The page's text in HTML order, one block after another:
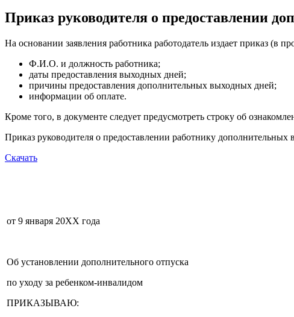
Приказ руководителя о предоставлении
На основании заявления работника работодатель издает приказ
Ф.И.О. и должность работника;
даты предоставления выходных дней;
причины предоставления дополнительных выходных дней;
информации об оплате.
Кроме того, в документе следует предусмотреть строку об
Приказ руководителя о предоставлении работнику
Скачать
от 9 января 20ХХ года
Об установлении дополнительного отпуска
по уходу за ребенком-инвалидом
ПРИКАЗЫВАЮ: